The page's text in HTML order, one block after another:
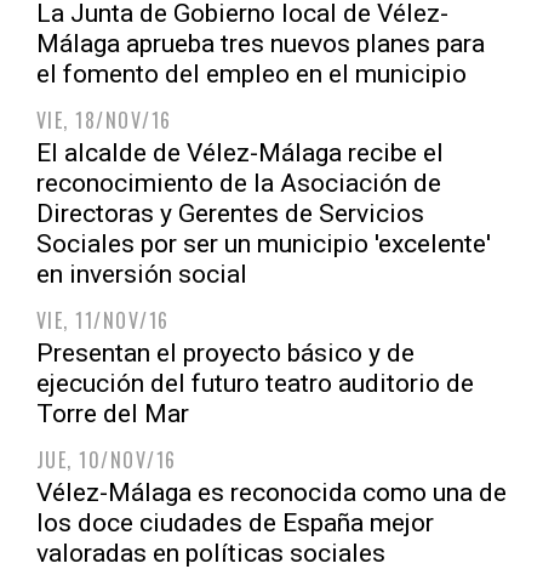
La Junta de Gobierno local de Vélez-
Málaga aprueba tres nuevos planes para
el fomento del empleo en el municipio
VIE, 18/NOV/16
El alcalde de Vélez-Málaga recibe el
reconocimiento de la Asociación de
Directoras y Gerentes de Servicios
Sociales por ser un municipio 'excelente'
en inversión social
VIE, 11/NOV/16
Presentan el proyecto básico y de
ejecución del futuro teatro auditorio de
Torre del Mar
JUE, 10/NOV/16
Vélez-Málaga es reconocida como una de
los doce ciudades de España mejor
valoradas en políticas sociales